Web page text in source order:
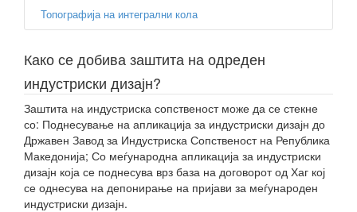
Топографија на интегрални кола
Како се добива заштита на одреден
индустриски дизајн?
Заштита на индустриска сопственост може да се стекне
со: Поднесување на апликација за индустриски дизајн до
Државен Завод за Индустриска Сопственост на Република
Македонија; Со меѓународна апликација за индустриски
дизајн која се поднесува врз база на договорот од Хаг кој
се однесува на депонирање на пријави за меѓународен
индустриски дизајн.